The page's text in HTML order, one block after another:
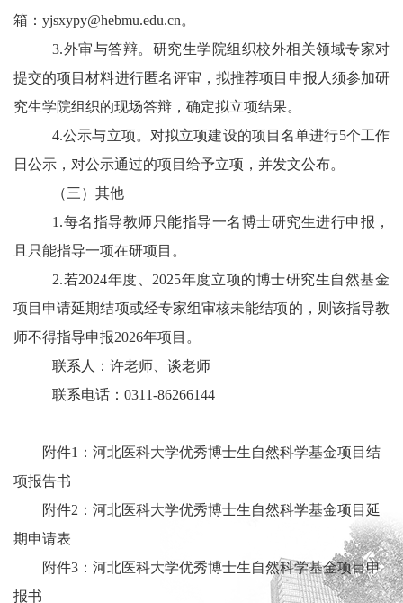
箱：yjsxypy@hebmu.edu.cn。
3.外审与答辩。研究生学院组织校外相关领域专家对
提交的项目材料进行匿名评审，拟推荐项目申报人须参加研
究生学院组织的现场答辩，确定拟立项结果。
4.公示与立项。对拟立项建设的项目名单进行5个工作
日公示，对公示通过的项目给予立项，并发文公布。
（三）其他
1.每名指导教师只能指导一名博士研究生进行申报，
且只能指导一项在研项目。
2.若2024年度 、2025年度立项的博士研究生自然基金
项目申请延期结项或经专家组审核未能结项的，则该指导教
师不得指导申报2026年项目。
联系人：许老师、谈老师
联系电话：0311-86266144
附件1：河北医科大学优秀博士生自然科学基金项目结
项报告书
附件2：河北医科大学优秀博士生自然科学基金项目延
期申请表
附件3：河北医科大学优秀博士生自然科学基金项目申
报书